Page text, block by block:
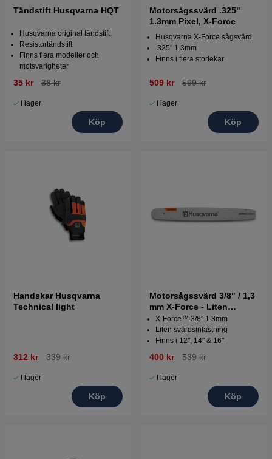
Tändstift Husqvarna HQT
Husqvarna original tändstift
Resistortändstift
Finns flera modeller och
motsvarigheter
35 kr 38 kr
I lager
Köp
Motorsågssvärd .325"
1.3mm Pixel, X-Force
Husqvarna X-Force sågsvärd
.325'' 1.3mm
Finns i flera storlekar
509 kr 599 kr
I lager
Köp
Handskar Husqvarna
Technical light
312 kr 339 kr
I lager
Köp
Motorsågssvärd 3/8" / 1,3
mm X-Force - Liten
svärdsinfästning
X-Force™ 3/8'' 1.3mm
Liten svärdsinfästning
Finns i 12'', 14'' & 16''
400 kr 539 kr
I lager
Köp